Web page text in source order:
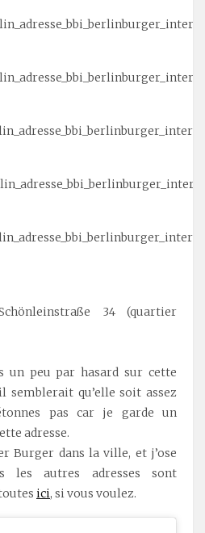
34 (quartier
un peu par hasard sur cette
semblerait qu’elle soit assez
pas car je garde un
adresse.
Burger dans la ville, et j’ose
les autres adresses sont
ici, si vous voulez.